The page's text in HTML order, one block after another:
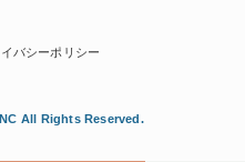
バシーポリシー
All Rights Reserved.